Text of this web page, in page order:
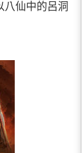
八仙中的呂洞